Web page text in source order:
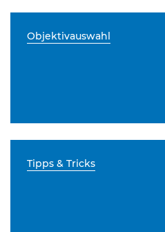
Objektivauswahl
Tipps & Tricks